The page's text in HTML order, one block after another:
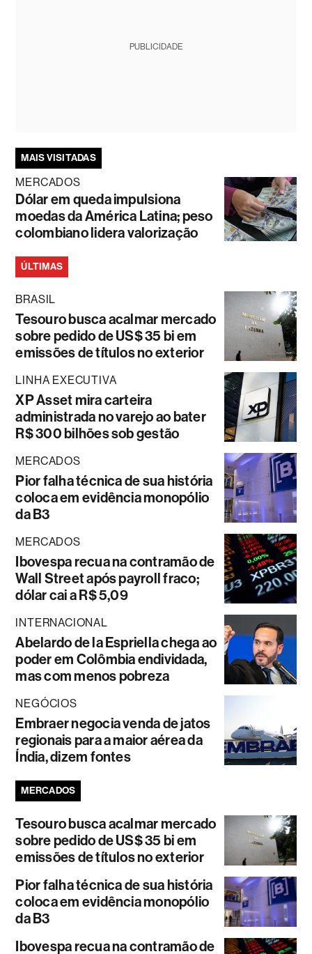
PUBLICIDADE
MAIS VISITADAS
MERCADOS
Dólar em queda impulsiona
moedas da América Latina; peso
colombiano lidera valorização
ÚLTIMAS
BRASIL
Tesouro busca acalmar mercado
sobre pedido de US$ 35 bi em
emissões de títulos no exterior
LINHA EXECUTIVA
XP Asset mira carteira
administrada no varejo ao bater
R$ 300 bilhões sob gestão
MERCADOS
Pior falha técnica de sua história
coloca em evidência monopólio
da B3
MERCADOS
Ibovespa recua na contramão de
Wall Street após payroll fraco;
dólar cai a R$ 5,09
INTERNACIONAL
Abelardo de la Espriella chega ao
poder em Colômbia endividada,
mas com menos pobreza
NEGÓCIOS
Embraer negocia venda de jatos
regionais para a maior aérea da
Índia, dizem fontes
MERCADOS
Tesouro busca acalmar mercado
sobre pedido de US$ 35 bi em
emissões de títulos no exterior
Pior falha técnica de sua história
coloca em evidência monopólio
da B3
Ibovespa recua na contramão de